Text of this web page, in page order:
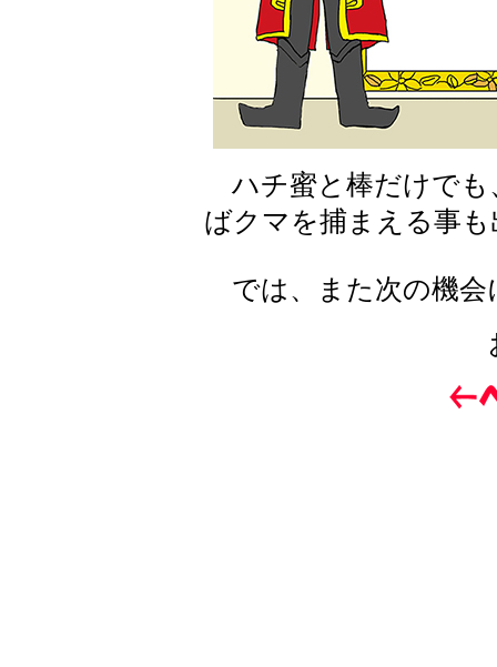
ハチ蜜と棒だけでも
ばクマを捕まえる事
では、また次の機会